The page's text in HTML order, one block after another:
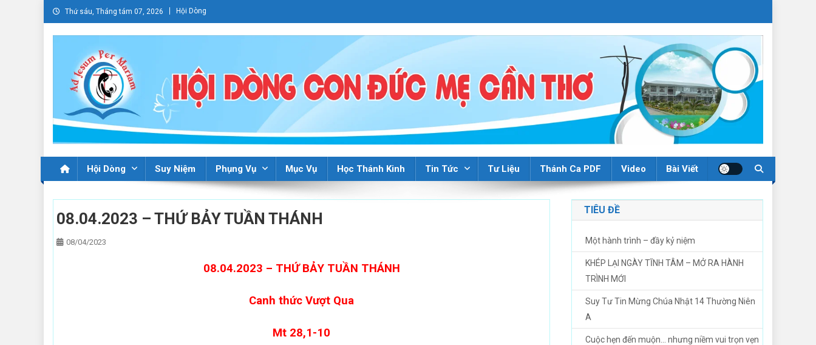
Skip
to
content
Thứ sáu, Tháng tám 07, 2026 Hội Dòng
Hội Dòng Suy Niệm Phụng Vụ Mục Vụ Học Thánh Kinh Tin Tức Tư Liệu Thánh Ca PDF Video Bài Viết
08.04.2023 – THỨ BẢY TUẦN THÁNH
08/04/2023
08.04.2023 – THỨ BẢY TUẦN THÁNH
Canh thức Vượt Qua
Mt 28,1-10
TIÊU ĐỀ
Một hành trình – đầy kỷ niệm
KHÉP LẠI NGÀY TĨNH TÂM – MỞ RA HÀNH
TRÌNH MỚI
Suy Tư Tin Mừng Chúa Nhật 14 Thường Niên
A
Cuộc hẹn đến muộn… nhưng niềm vui trọn vẹn